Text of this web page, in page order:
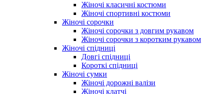
Жіночі класичні костюми
Жіночі спортивні костюми
Жіночі сорочки
Жіночі сорочки з довгим рукавом
Жіночі сорочки з коротким рукавом
Жіночі спідниці
Довгі спідниці
Короткі спідниці
Жіночі сумки
Жіночі дорожні валізи
Жіночі клатчі